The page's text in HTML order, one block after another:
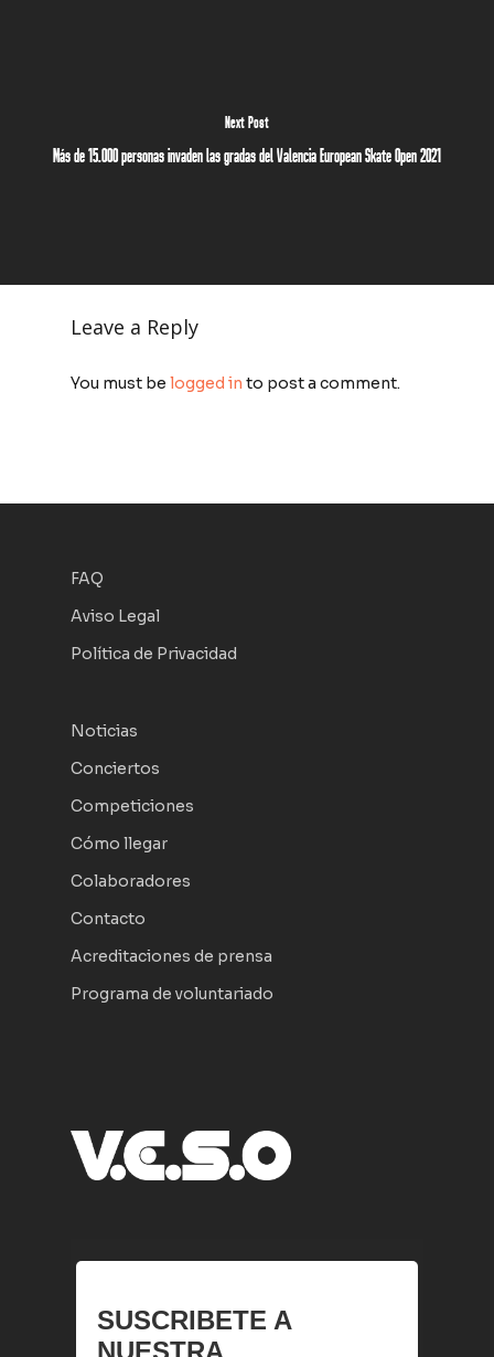
Next Post
Más de 15.000 personas invaden las gradas del Valencia European Skate Open 2021
Leave a Reply
You must be logged in to post a comment.
FAQ
Aviso Legal
Política de Privacidad
Noticias
Conciertos
Competiciones
Cómo llegar
Colaboradores
Contacto
Acreditaciones de prensa
Programa de voluntariado